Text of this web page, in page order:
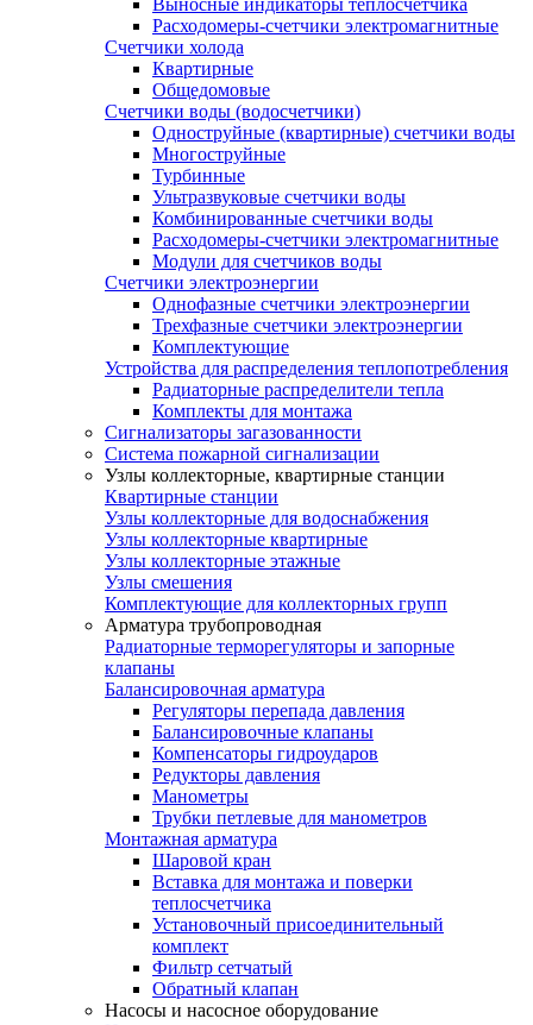
Выносные индикаторы теплосчетчика
Расходомеры-счетчики электромагнитные
Счетчики холода
Квартирные
Общедомовые
Счетчики воды (водосчетчики)
Одноструйные (квартирные) счетчики воды
Многоструйные
Турбинные
Ультразвуковые счетчики воды
Комбинированные счетчики воды
Расходомеры-счетчики электромагнитные
Модули для счетчиков воды
Счетчики электроэнергии
Однофазные счетчики электроэнергии
Трехфазные счетчики электроэнергии
Комплектующие
Устройства для распределения теплопотребления
Радиаторные распределители тепла
Комплекты для монтажа
Сигнализаторы загазованности
Система пожарной сигнализации
Узлы коллекторные, квартирные станции
Квартирные станции
Узлы коллекторные для водоснабжения
Узлы коллекторные квартирные
Узлы коллекторные этажные
Узлы смешения
Комплектующие для коллекторных групп
Арматура трубопроводная
Радиаторные терморегуляторы и запорные
клапаны
Балансировочная арматура
Регуляторы перепада давления
Балансировочные клапаны
Компенсаторы гидроударов
Редукторы давления
Манометры
Трубки петлевые для манометров
Монтажная арматура
Шаровой кран
Вставка для монтажа и поверки
теплосчетчика
Установочный присоединительный
комплект
Фильтр сетчатый
Обратный клапан
Насосы и насосное оборудование